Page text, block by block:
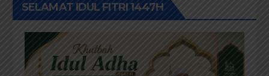
SELAMAT IDUL FITRI 1447H